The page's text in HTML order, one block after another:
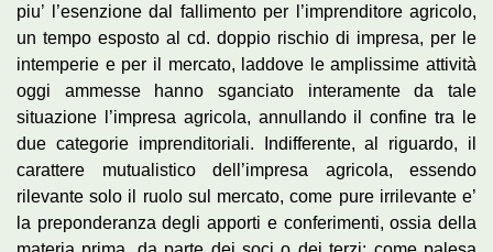
piu’ l’esenzione dal fallimento per l’imprenditore agricolo,
un tempo esposto al cd. doppio rischio di impresa, per le
intemperie e per il mercato, laddove le amplissime attività
oggi ammesse hanno sganciato interamente da tale
situazione l’impresa agricola, annullando il confine tra le
due categorie imprenditoriali. Indifferente, al riguardo, il
carattere mutualistico dell’impresa agricola, essendo
rilevante solo il ruolo sul mercato, come pure irrilevante e’
la preponderanza degli apporti e conferimenti, ossia della